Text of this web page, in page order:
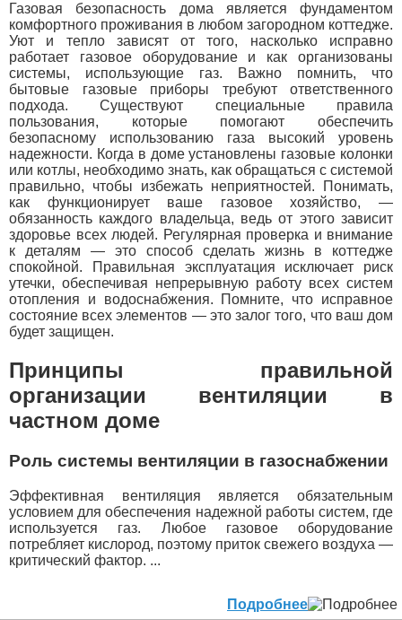
Газовая безопасность дома является фундаментом
комфортного проживания в любом загородном коттедже.
Уют и тепло зависят от того, насколько исправно
работает газовое оборудование и как организованы
системы, использующие газ. Важно помнить, что
бытовые газовые приборы требуют ответственного
подхода. Существуют специальные правила
пользования, которые помогают обеспечить
безопасному использованию газа высокий уровень
надежности. Когда в доме установлены газовые колонки
или котлы, необходимо знать, как обращаться с системой
правильно, чтобы избежать неприятностей. Понимать,
как функционирует ваше газовое хозяйство, —
обязанность каждого владельца, ведь от этого зависит
здоровье всех людей. Регулярная проверка и внимание
к деталям — это способ сделать жизнь в коттедже
спокойной. Правильная эксплуатация исключает риск
утечки, обеспечивая непрерывную работу всех систем
отопления и водоснабжения. Помните, что исправное
состояние всех элементов — это залог того, что ваш дом
будет защищен.
Принципы правильной
организации вентиляции в
частном доме
Роль системы вентиляции в газоснабжении
Эффективная вентиляция является обязательным
условием для обеспечения надежной работы систем, где
используется газ. Любое газовое оборудование
потребляет кислород, поэтому приток свежего воздуха —
критический фактор. ...
Подробнее